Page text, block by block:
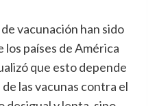
vacunación han sido
países de América
que esto depende
las vacunas contra el